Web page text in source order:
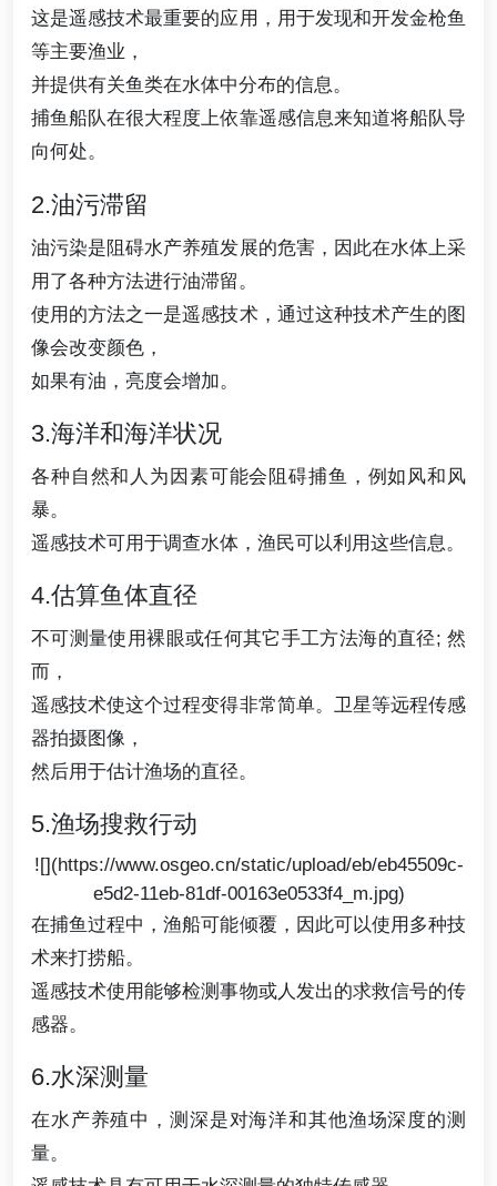
这是遥感技术最重要的应用，用于发现和开发金枪鱼
等主要渔业，
并提供有关鱼类在水体中分布的信息。
捕鱼船队在很大程度上依靠遥感信息来知道将船队导
向何处。
2.油污滞留
油污染是阻碍水产养殖发展的危害，因此在水体上采
用了各种方法进行油滞留。
使用的方法之一是遥感技术，通过这种技术产生的图
像会改变颜色，
如果有油，亮度会增加。
3.海洋和海洋状况
各种自然和人为因素可能会阻碍捕鱼，例如风和风
暴。
遥感技术可用于调查水体，渔民可以利用这些信息。
4.估算鱼体直径
不可测量使用裸眼或任何其它手工方法海的直径; 然
而，
遥感技术使这个过程变得非常简单。卫星等远程传感
器拍摄图像，
然后用于估计渔场的直径。
5.渔场搜救行动
![](https://www.osgeo.cn/static/upload/eb/eb45509c-
e5d2-11eb-81df-00163e0533f4_m.jpg)
在捕鱼过程中，渔船可能倾覆，因此可以使用多种技
术来打捞船。
遥感技术使用能够检测事物或人发出的求救信号的传
感器。
6.水深测量
在水产养殖中，测深是对海洋和其他渔场深度的测
量。